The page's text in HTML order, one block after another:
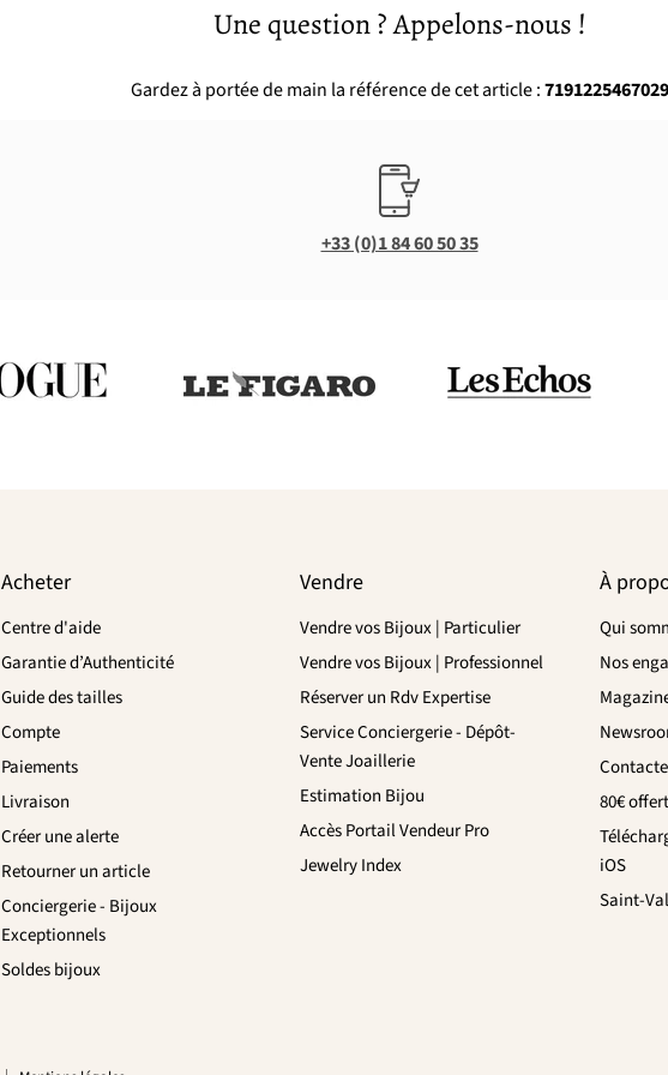
Une question ? Appelons-nous !
Gardez à portée de main la référence de cet article :7191225467029
+33 (0)1 84 60 50 35
Acheter
Centre d'aide
Garantie d’Authenticité
Guide des tailles
Compte
Paiements
Livraison
Créer une alerte
Retourner un article
Conciergerie - Bijoux
Exceptionnels
Soldes bijoux
Vendre
Vendre vos Bijoux | Particulier
Vendre vos Bijoux | Professionnel
Réserver un Rdv Expertise
Service Conciergerie - Dépôt-
Vente Joaillerie
Estimation Bijou
Accès Portail Vendeur Pro
Jewelry Index
À
Qui
Nos
80€
iOS
Saint-